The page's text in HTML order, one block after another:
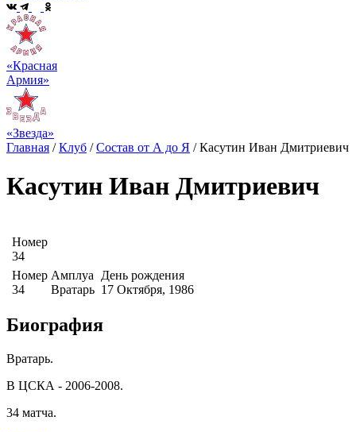
«Красная
Армия»
«Звезда»
Главная /Клуб /Состав от А до Я /Касутин Иван Дмитриевич
Касутин Иван Дмитриевич
Номер
34
Номер
34
Амплуа
Вратарь
День рождения
17 Октября, 1986
Биография
Вратарь.
В ЦСКА - 2006-2008.
34 матча.